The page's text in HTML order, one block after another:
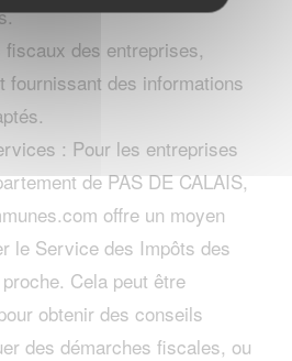
des entreprises,
fournissant des informations
: Pour les entreprises
de PAS DE CALAIS,
offre un moyen
le Service des Impôts des
Cela peut être
obtenir des conseils
des démarches fiscales, ou